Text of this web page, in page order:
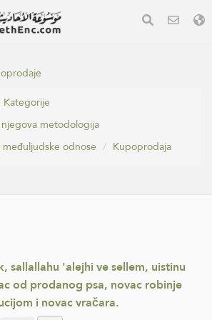
Kategorije
metodologija
međuljudske odnose
Kupoprodaja
sallallahu 'alejhi ve sellem, uistinu
od prodanog psa, novac robinje
i novac vračara.